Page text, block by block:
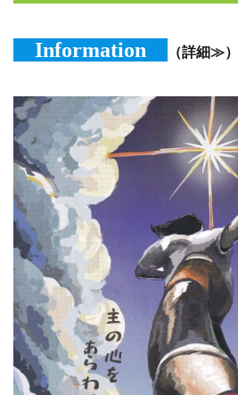
Information （詳細≫）